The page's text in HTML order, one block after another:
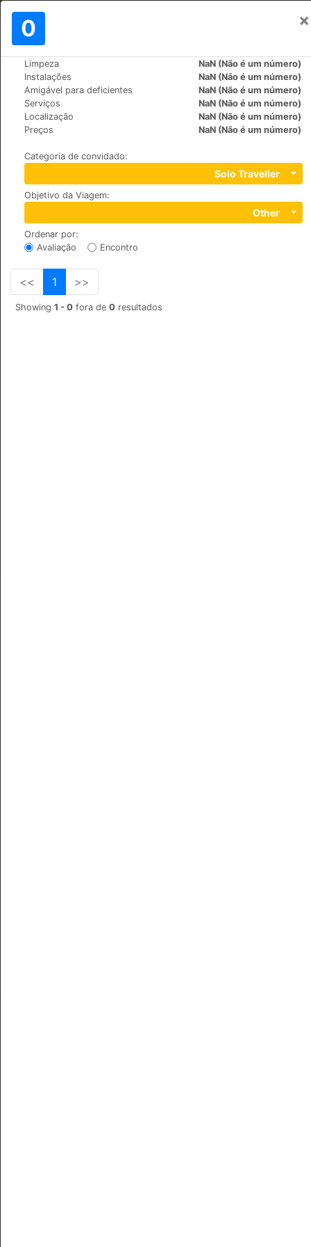
0 ×
Limpeza
NaN (Não é um número)
Instalações
NaN (Não é um número)
Amigável para deficientes
NaN (Não é um número)
Serviços
NaN (Não é um número)
Localização
NaN (Não é um número)
Preços
NaN (Não é um número)
Categoria de convidado:
Solo Traveller
Objetivo da Viagem:
Other
Ordenar por:
Avaliação
Encontro
<< 1 >>
Showing 1 - 0 fora de 0 resultados
Mundo>Spain
Hotel Rural Son Mas
+34 971 55 87 55
Camino De Son Mas, 07680 Porto Cristo